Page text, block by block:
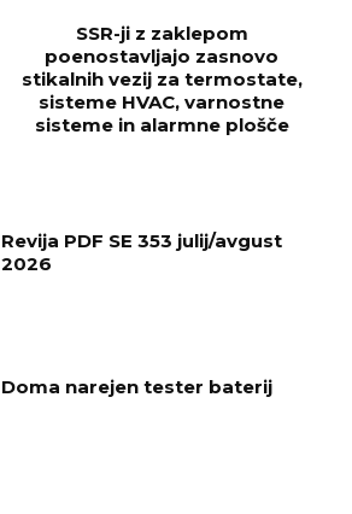
SSR-ji z zaklepom
poenostavljajo zasnovo
stikalnih vezij za termostate,
sisteme HVAC, varnostne
sisteme in alarmne plošče
Revija PDF SE 353 julij/avgust
2026
Doma narejen tester baterij